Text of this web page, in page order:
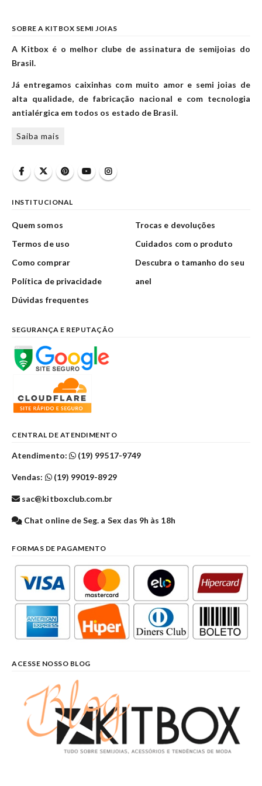
SOBRE A KITBOX SEMI JOIAS
A Kitbox é o melhor clube de assinatura de semijoias do
Brasil.
Já entregamos caixinhas com muito amor e semi joias de
alta qualidade, de fabricação nacional e com tecnologia
antialérgica em todos os estado de Brasil.
Saiba mais
INSTITUCIONAL
Quem somos
Termos de uso
Como comprar
Política de privacidade
Dúvidas frequentes
Trocas e devoluções
Cuidados com o produto
Descubra o tamanho do seu
anel
SEGURANÇA E REPUTAÇÃO
CENTRAL DE ATENDIMENTO
Atendimento: (19) 99517-9749
Vendas: (19) 99019-8929
sac@kitboxclub.com.br
Chat online de Seg. a Sex das 9h às 18h
FORMAS DE PAGAMENTO
ACESSE NOSSO BLOG